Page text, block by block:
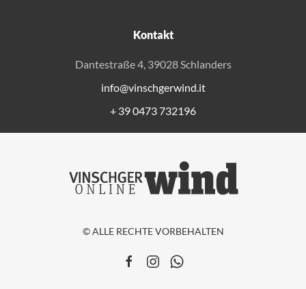
Kontakt
Dantestraße 4, 39028 Schlanders
info@vinschgerwind.it
+ 39 0473 732196
© ALLE RECHTE VORBEHALTEN